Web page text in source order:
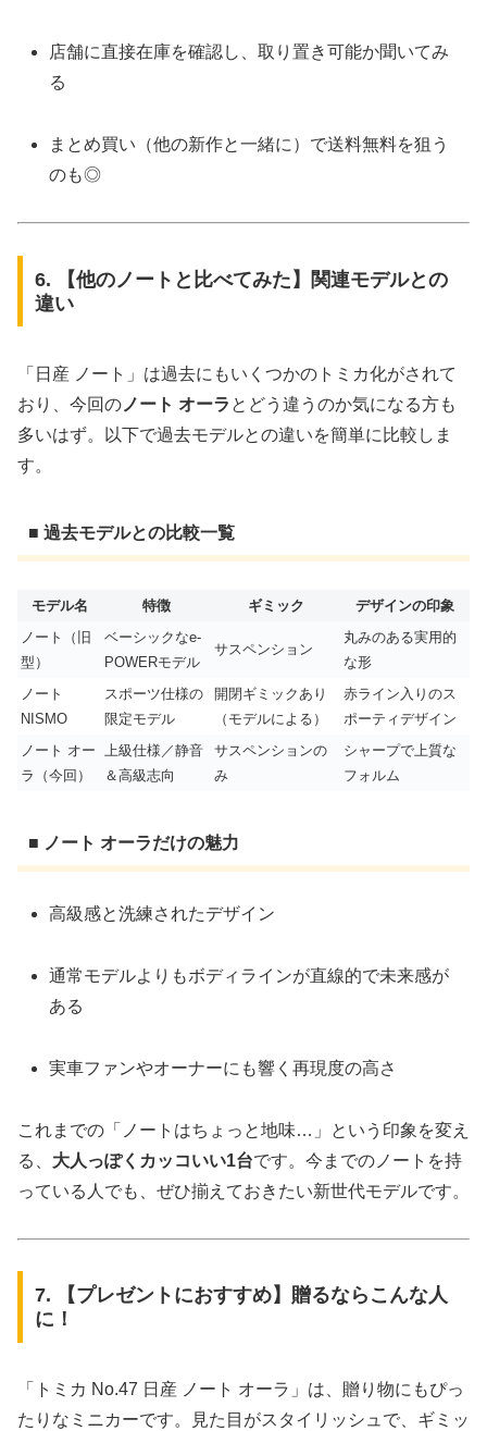
店舗に直接在庫を確認し、取り置き可能か聞いてみ
る
まとめ買い（他の新作と一緒に）で送料無料を狙う
のも◎
6. 【他のノートと比べてみた】関連モデルとの
違い
「日産 ノート」は過去にもいくつかのトミカ化がされて
おり、今回の ノート オーラ とどう違うのか気になる方も
多いはず。以下で過去モデルとの違いを簡単に比較しま
す。
■ 過去モデルとの比較一覧
モデル名 特徴 ギミック
デザインの印象
ノート（旧
型）
ベーシックなe-
POWERモデル
サスペンション
丸みのある実用的
な形
ノート
NISMO
スポーツ仕様の
限定モデル
開閉ギミックあり
（モデルによる）
赤ライン入りのス
ポーティデザイン
ノート オー
ラ（今回）
上級仕様／静音
＆高級志向
サスペンションの
み
シャープで上質な
フォルム
■ ノート オーラだけの魅力
高級感と洗練されたデザイン
通常モデルよりもボディラインが直線的で未来感が
ある
実車ファンやオーナーにも響く再現度の高さ
これまでの「ノートはちょっと地味…」という印象を変え
る、 大人っぽくカッコいい1台です。今までのノートを持
っている人でも、ぜひ揃えておきたい新世代モデルです。
7. 【プレゼントにおすすめ】贈るならこんな人
に！
「トミカ No.47 日産 ノート オーラ」は、贈り物にもぴっ
たりなミニカーです。見た目がスタイリッシュで、ギミッ